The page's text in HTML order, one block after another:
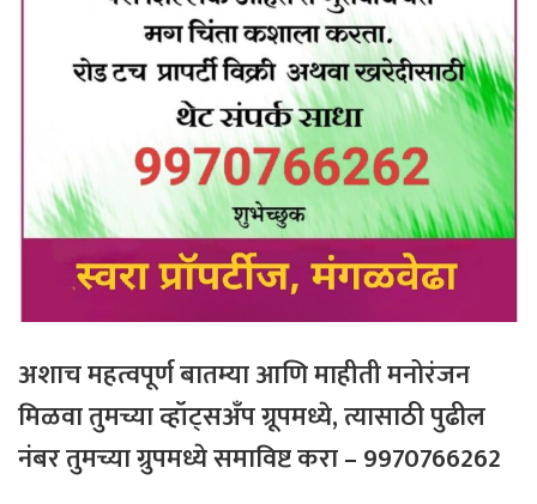
अशाच महत्वपूर्ण बातम्या आणि माहीती मनोरंजन
मिळवा तुमच्या व्हॉट्सअँप ग्रूपमध्ये, त्यासाठीपुढील
नंबरतुमच्याग्रुपमध्येसमाविष्टकरा – 9970766262